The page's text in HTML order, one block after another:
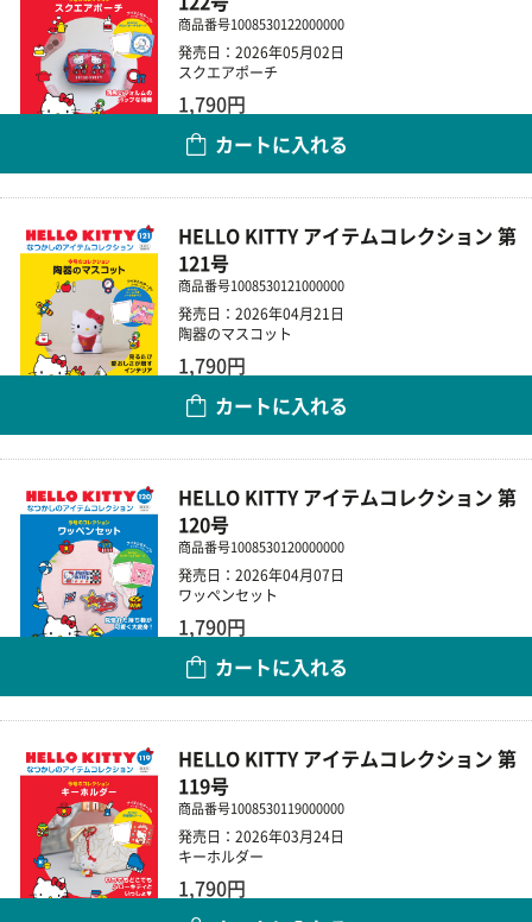
商品番号1008530122000000
発売日：2026年05月02日
スクエアポーチ
1,790円
カートに入れる
HELLO KITTY アイテムコレクション 第
121号
商品番号1008530121000000
発売日：2026年04月21日
陶器のマスコット
1,790円
カートに入れる
HELLO KITTY アイテムコレクション 第
120号
商品番号1008530120000000
発売日：2026年04月07日
ワッペンセット
1,790円
カートに入れる
HELLO KITTY アイテムコレクション 第
119号
商品番号1008530119000000
発売日：2026年03月24日
キーホルダー
1,790円